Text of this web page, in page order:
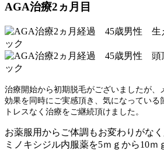
AGA治療2ヵ月目
治療開始から初期脱毛がございましたが、
効果を同時にご実感頂き、気になっている
トレスなく治療をご継続頂けました。
お薬服用からご体調もお変わりがな
ミノキシジル内服薬を5ｍｇから10ｍ